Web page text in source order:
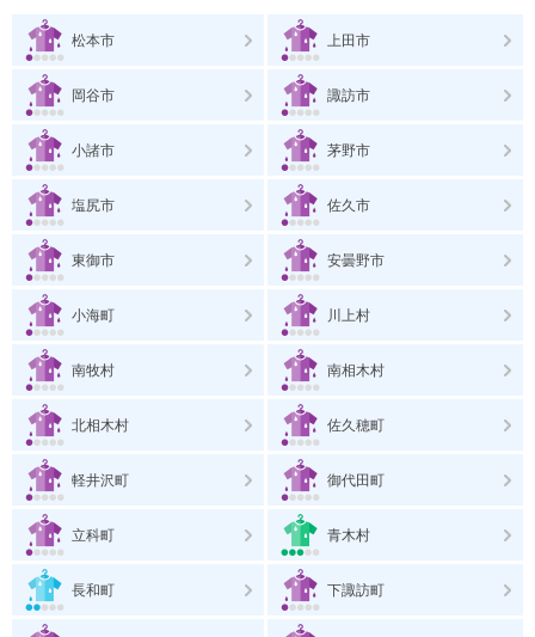
松本市 上田市
岡谷市 諏訪市
小諸市 茅野市
塩尻市 佐久市
東御市 安曇野市
小海町 川上村
南牧村 南相木村
北相木村 佐久穂町
軽井沢町 御代田町
立科町 青木村
長和町 下諏訪町